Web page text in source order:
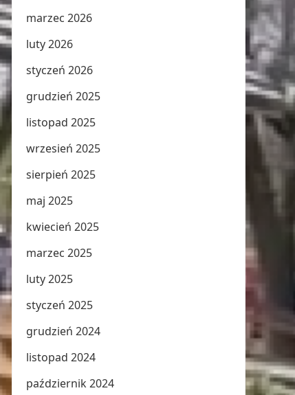
marzec 2026
luty 2026
styczeń 2026
grudzień 2025
listopad 2025
wrzesień 2025
sierpień 2025
maj 2025
kwiecień 2025
marzec 2025
luty 2025
styczeń 2025
grudzień 2024
listopad 2024
październik 2024